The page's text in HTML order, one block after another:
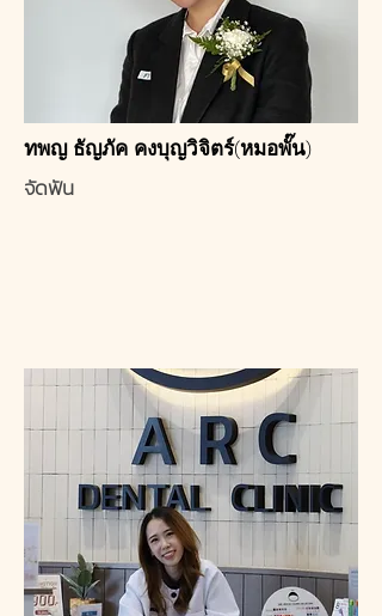
ทพญ ธัญภัค คงบุญวิจิตร์(หมอพั๊น)
จัดฟัน